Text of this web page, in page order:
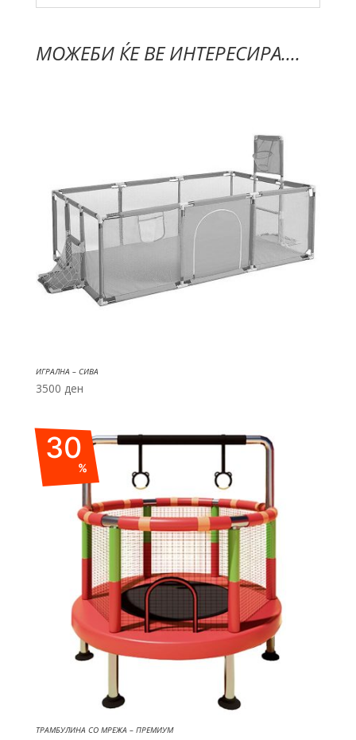
МОЖЕБИ ЌЕ ВЕ ИНТЕРЕСИРА....
ИГРАЛНА – СИВА
3500 ден
30
%
ТРАМБУЛИНА СО МРЕЖА – ПРЕМИУМ